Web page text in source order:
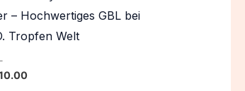
– Hochwertiges GBL bei
Tropfen Welt